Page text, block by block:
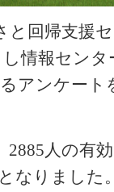
と回帰支援
情報センタ
アンケー
2885人の有
なりました